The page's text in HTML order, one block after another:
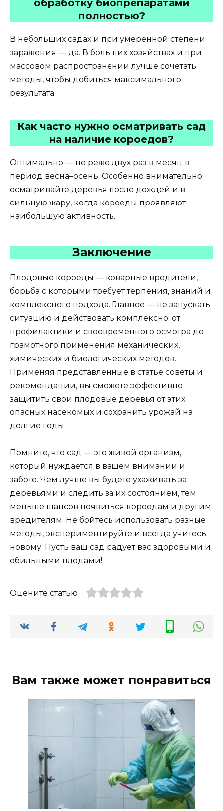
обработку биопрепаратами
полностью?
В небольших садах и при умеренной степени
заражения — да. В больших хозяйствах и при
массовом распространении лучше сочетать
методы, чтобы добиться максимального
результата.
Как часто нужно осматривать сад
на наличие короедов?
Оптимально — не реже двух раз в месяц в
период весна–осень. Особенно внимательно
осматривайте деревья после дождей и в
сильную жару, когда короеды проявляют
наибольшую активность.
Заключение
Плодовые короеды — коварные вредители,
борьба с которыми требует терпения, знаний и
комплексного подхода. Главное — не запускать
ситуацию и действовать комплексно: от
профилактики и своевременного осмотра до
грамотного применения механических,
химических и биологических методов.
Применяя представленные в статье советы и
рекомендации, вы сможете эффективно
защитить свои плодовые деревья от этих
опасных насекомых и сохранить урожай на
долгие годы.
Помните, что сад — это живой организм,
который нуждается в вашем внимании и
заботе. Чем лучше вы будете ухаживать за
деревьями и следить за их состоянием, тем
меньше шансов появиться короедам и другим
вредителям. Не бойтесь использовать разные
методы, экспериментируйте и всегда учитесь
новому. Пусть ваш сад радует вас здоровыми и
обильными плодами!
Оцените статью
Вам также может понравиться